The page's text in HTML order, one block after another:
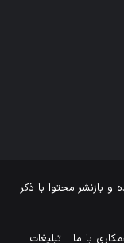
بازنشر محتوا با ذکر
با ما تبلیغات